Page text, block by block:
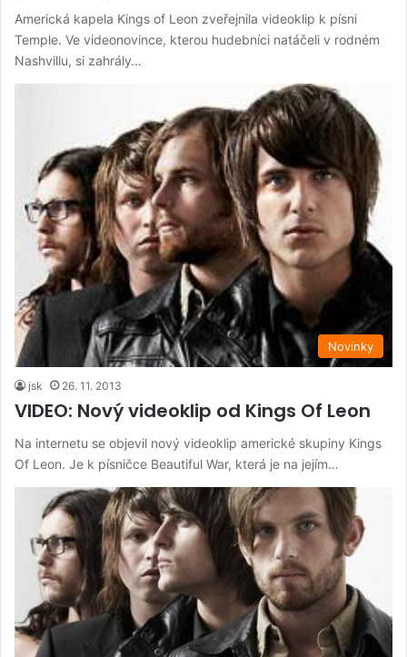
Americká kapela Kings of Leon zveřejnila videoklip k písni
Temple. Ve videonovince, kterou hudebníci natáčeli v rodném
Nashvillu, si zahrály…
Novinky
jsk 26. 11. 2013
VIDEO: Nový videoklip od Kings Of Leon
Na internetu se objevil nový videoklip americké skupiny Kings
Of Leon. Je k písničce Beautiful War, která je na jejím…